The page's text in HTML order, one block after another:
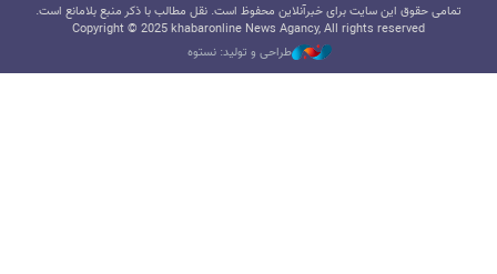
تمامی حقوق این سایت برای خبرآنلاین محفوظ است. نقل مطالب با ذکر منبع بلامانع است.
Copyright © 2025 khabaronline News Agancy, All rights reserved
طراحی و تولید: نستوه